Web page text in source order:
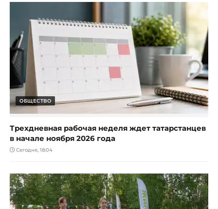
ОБЩЕСТВО
Трехдневная рабочая неделя ждет татарстанцев
в начале ноября 2026 года
Сегодня, 18:04